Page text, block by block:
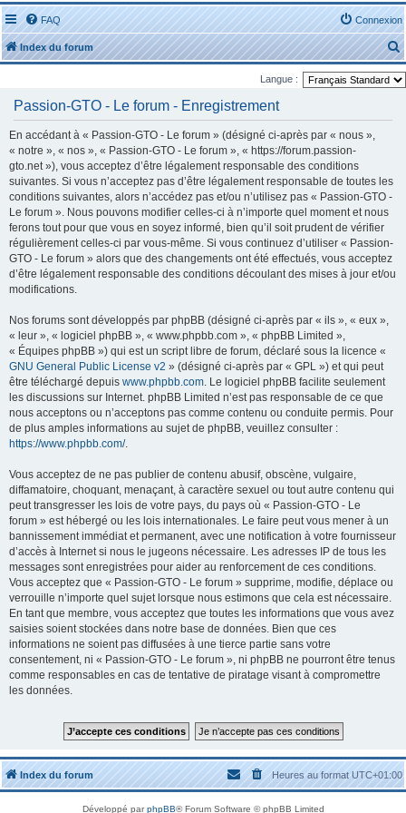
FAQ Connexion
Index du forum
e
c
Langue :
Passion-GTO - Le forum - Enregistrement
En accédant à « Passion-GTO - Le forum » (désigné ci-après par « nous »,
« notre », « nos », « Passion-GTO - Le forum », « https://forum.passion-
gto.net »), vous acceptez d’être légalement responsable des conditions
suivantes. Si vous n’acceptez pas d’être légalement responsable de toutes les
conditions suivantes, alors n’accédez pas et/ou n’utilisez pas « Passion-GTO -
Le forum ». Nous pouvons modifier celles-ci à n’importe quel moment et nous
ferons tout pour que vous en soyez informé, bien qu’il soit prudent de vérifier
régulièrement celles-ci par vous-même. Si vous continuez d’utiliser « Passion-
GTO - Le forum » alors que des changements ont été effectués, vous acceptez
d’être légalement responsable des conditions découlant des mises à jour et/ou
modifications.
Nos forums sont développés par phpBB (désigné ci-après par « ils », « eux »,
« leur », « logiciel phpBB », « www.phpbb.com », « phpBB Limited »,
« Équipes phpBB ») qui est un script libre de forum, déclaré sous la licence «
GNU General Public License v2 » (désigné ci-après par « GPL ») et qui peut
être téléchargé depuis www.phpbb.com. Le logiciel phpBB facilite seulement
les discussions sur Internet. phpBB Limited n’est pas responsable de ce que
nous acceptons ou n’acceptons pas comme contenu ou conduite permis. Pour
de plus amples informations au sujet de phpBB, veuillez consulter :
https://www.phpbb.com/.
Vous acceptez de ne pas publier de contenu abusif, obscène, vulgaire,
diffamatoire, choquant, menaçant, à caractère sexuel ou tout autre contenu qui
peut transgresser les lois de votre pays, du pays où « Passion-GTO - Le
forum » est hébergé ou les lois internationales. Le faire peut vous mener à un
bannissement immédiat et permanent, avec une notification à votre fournisseur
d’accès à Internet si nous le jugeons nécessaire. Les adresses IP de tous les
messages sont enregistrées pour aider au renforcement de ces conditions.
Vous acceptez que « Passion-GTO - Le forum » supprime, modifie, déplace ou
verrouille n’importe quel sujet lorsque nous estimons que cela est nécessaire.
En tant que membre, vous acceptez que toutes les informations que vous avez
saisies soient stockées dans notre base de données. Bien que ces
informations ne soient pas diffusées à une tierce partie sans votre
consentement, ni « Passion-GTO - Le forum », ni phpBB ne pourront être tenus
comme responsables en cas de tentative de piratage visant à compromettre
les données.
Index du forum Heures au formatUTC+01:00
Développé parphpBB® Forum Software © phpBB Limited